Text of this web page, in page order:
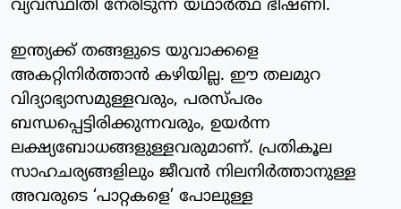
വ്യവസ്ഥിതി നേരിടുന്ന യഥാർത്ഥ ഭീഷണി.
ഇന്ത്യക്ക് തങ്ങളുടെ യുവാക്കളെ
അകറ്റിനിർത്താൻ കഴിയില്ല. ഈ തലമുറ
വിദ്യാഭ്യാസമുള്ളവരും, പരസ്പരം
ബന്ധപ്പെട്ടിരിക്കുന്നവരും, ഉയർന്ന
ലക്ഷ്യബോധങ്ങളുള്ളവരുമാണ്. പ്രതികൂല
സാഹചര്യങ്ങളിലും ജീവൻ നിലനിർത്താനുള്ള
അവരുടെ ‘പാറ്റകളെ’ പോലുള്ള